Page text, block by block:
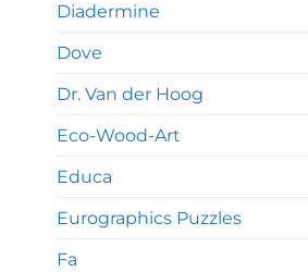
Diadermine
Dove
Dr. Van der Hoog
Eco-Wood-Art
Educa
Eurographics Puzzles
Fa